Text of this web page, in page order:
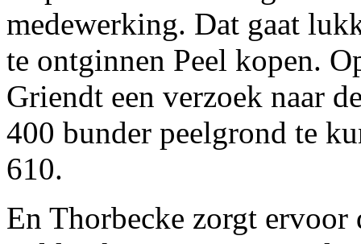
medewerking. Dat gaat
te ontginnen Peel kopen.
Griendt een verzoek naar
400 bunder peelgrond te
610.
En Thorbecke zorgt